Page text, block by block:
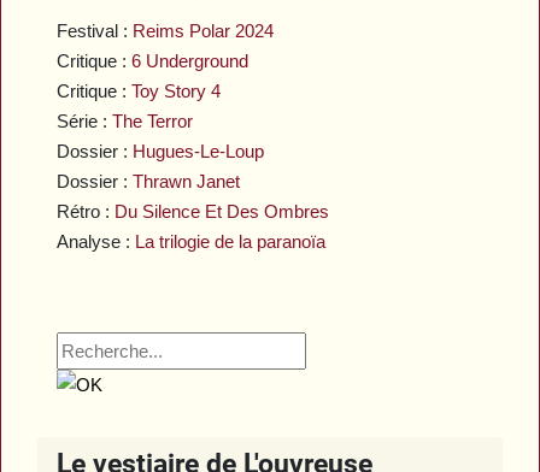
Festival : Reims Polar 2024
Critique :6 Underground
Critique :Toy Story 4
Série :The Terror
Dossier : Hugues-Le-Loup
Dossier :Thrawn Janet
Rétro : Du Silence Et Des Ombres
Analyse : La trilogie de la paranoïa
Le vestiaire de L'ouvreuse